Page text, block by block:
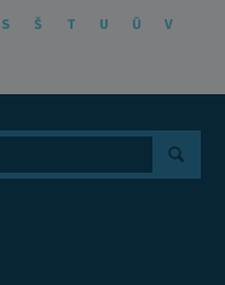
S Š T U Ū
V